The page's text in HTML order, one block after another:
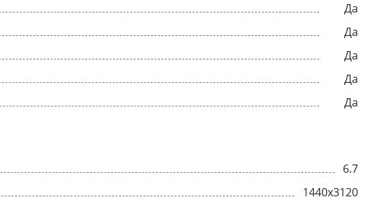
Да
Да
Да
Да
Да
6.7
1440x3120